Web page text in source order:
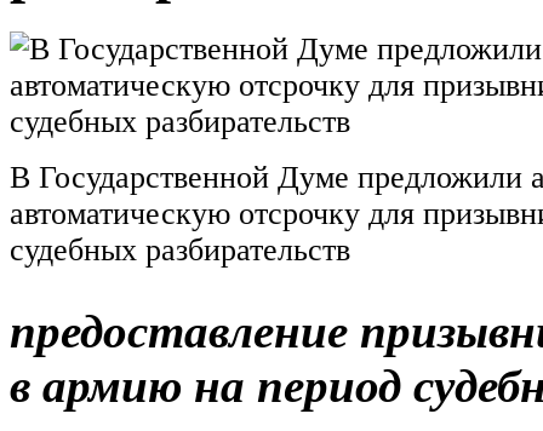
В Государственной Думе предложили
автоматическую отсрочку для
судебных разбирательств
предоставление
в армию на период